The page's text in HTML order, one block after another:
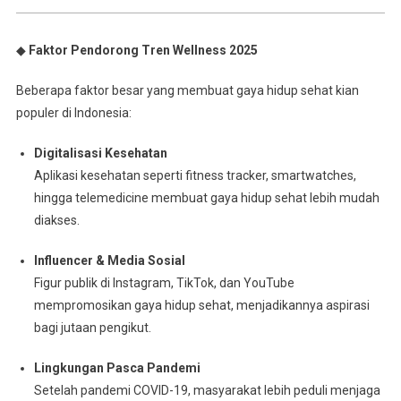
◆ Faktor Pendorong Tren Wellness 2025
Beberapa faktor besar yang membuat gaya hidup sehat kian
populer di Indonesia:
Digitalisasi Kesehatan
Aplikasi kesehatan seperti fitness tracker, smartwatches,
hingga telemedicine membuat gaya hidup sehat lebih mudah
diakses.
Influencer & Media Sosial
Figur publik di Instagram, TikTok, dan YouTube
mempromosikan gaya hidup sehat, menjadikannya aspirasi
bagi jutaan pengikut.
Lingkungan Pasca Pandemi
Setelah pandemi COVID-19, masyarakat lebih peduli menjaga